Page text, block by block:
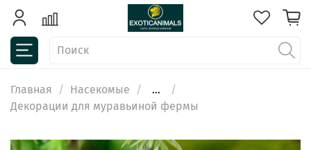
Главная Насекомые
...
Декорации для муравьиной фермы